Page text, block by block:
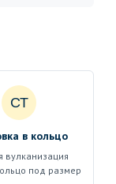
СТ
в кольцо
вулканизация
под размер